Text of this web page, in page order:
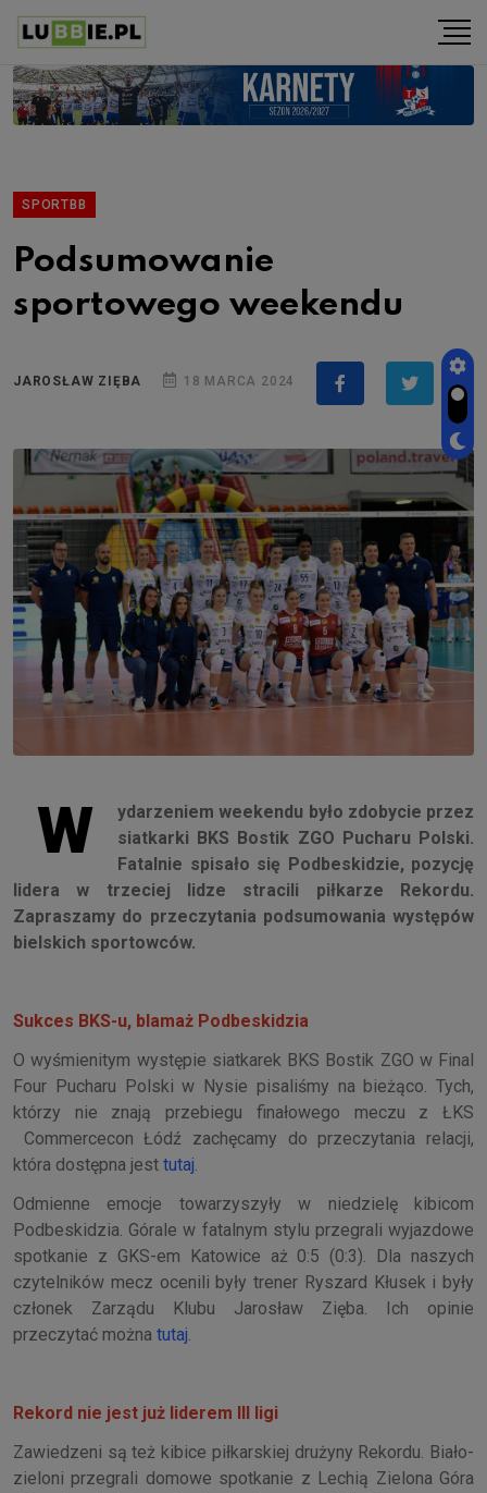
SPORTBB
Podsumowanie
sportowego weekendu
JAROSŁAW ZIĘBA 18 MARCA 2024
W
ydarzeniem weekendu było zdobycie przez
siatkarki BKS Bostik ZGO Pucharu Polski.
Fatalnie spisało się Podbeskidzie, pozycję
lidera w trzeciej lidze stracili piłkarze Rekordu.
Zapraszamy do przeczytania podsumowania występów
bielskich sportowców.
Sukces BKS-u, blamaż Podbeskidzia
O wyśmienitym występie siatkarek BKS Bostik ZGO w Final
Four Pucharu Polski w Nysie pisaliśmy na bieżąco. Tych,
którzy nie znają przebiegu finałowego meczu z ŁKS
Commercecon Łódź zachęcamy do przeczytania relacji,
która dostępna jest tutaj.
Odmienne emocje towarzyszyły w niedzielę kibicom
Podbeskidzia. Górale w fatalnym stylu przegrali wyjazdowe
spotkanie z GKS-em Katowice aż 0:5 (0:3). Dla naszych
czytelników mecz ocenili były trener Ryszard Kłusek i były
członek Zarządu Klubu Jarosław Zięba. Ich opinie
przeczytać można tutaj.
Rekord nie jest już liderem III ligi
Zawiedzeni są też kibice piłkarskiej drużyny Rekordu. Biało-
zieloni przegrali domowe spotkanie z Lechią Zielona Góra